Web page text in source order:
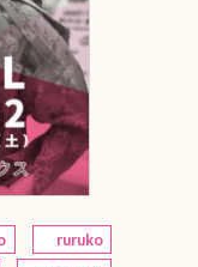
ruruko